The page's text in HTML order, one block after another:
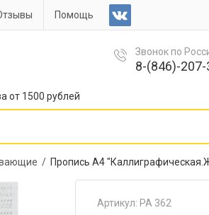
Помощь
от 1500 рублей
Звонок по
8-(846)-
/ Пропись А4
Артикул: РА 362